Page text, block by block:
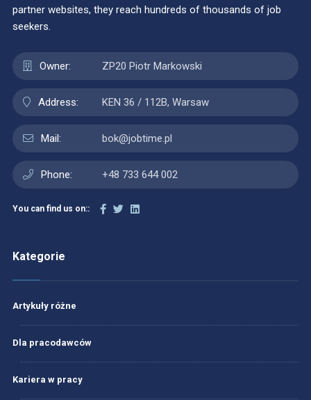
partner websites, they reach hundreds of thousands of job
seekers.
Owner: ZP20 Piotr Markowski
Address: KEN 36 / 112B, Warsaw
Mail: bok@jobtime.pl
Phone: +48 733 644 002
You can find us on::
Kategorie
Artykuły różne
Dla pracodawców
Kariera w pracy